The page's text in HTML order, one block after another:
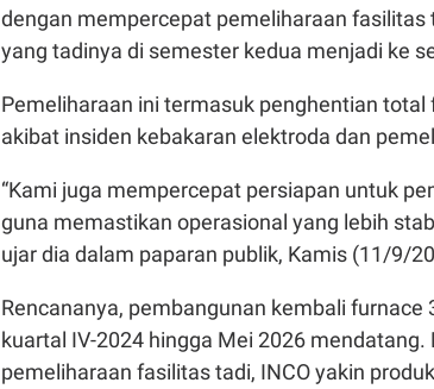
dengan mempercepat pemeliharaan fasilitas
yang tadinya di semester kedua menjadi ke
Pemeliharaan ini termasuk penghentian total
akibat insiden kebakaran elektroda dan
“Kami juga mempercepat persiapan untuk
guna memastikan operasional yang lebih
ujar dia dalam paparan publik, Kamis (11/9/
Rencananya, pembangunan kembali furnace
kuartal IV-2024 hingga Mei 2026
pemeliharaan fasilitas tadi, INCO yakin